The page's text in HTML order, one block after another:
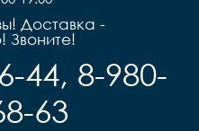
Доставка -
Звоните!
44, 8-980-
63